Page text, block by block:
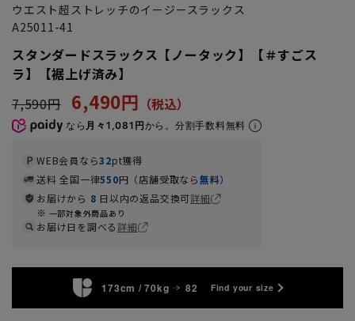
ウエスト超ストレッチのイージースラックス
A25011-41
スタンダードスラックス【ノータック】【＃すごス
ラ】【裾上げ済み】
7,590円 6,490円
なら 月々1,081円から。分割手数料無料
WEB会員なら32pt獲得
送料 全国一律550円（店舗受取なら無料）
お届けから 8 日以内の返品交換可詳細
一部対象外商品あり
お届け日を調べる詳細
173cm / 70kg 82 Find your size